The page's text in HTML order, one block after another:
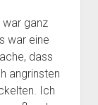
war ganz
war eine
dass
angrinsten
Ich